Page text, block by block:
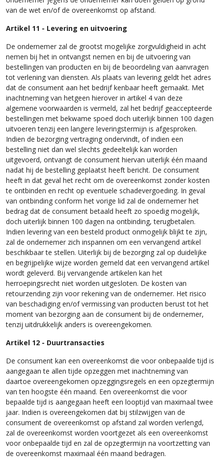
van de wet en/of de overeenkomst op afstand.
Artikel 11 - Levering en uitvoering
De ondernemer zal de grootst mogelijke zorgvuldigheid in acht
nemen bij het in ontvangst nemen en bij de uitvoering van
bestellingen van producten en bij de beoordeling van aanvragen
tot verlening van diensten. Als plaats van levering geldt het adres
dat de consument aan het bedrijf kenbaar heeft gemaakt. Met
inachtneming van hetgeen hierover in artikel 4 van deze
algemene voorwaarden is vermeld, zal het bedrijf geaccepteerde
bestellingen met bekwame spoed doch uiterlijk binnen 100 dagen
uitvoeren tenzij een langere leveringstermijn is afgesproken.
Indien de bezorging vertraging ondervindt, of indien een
bestelling niet dan wel slechts gedeeltelijk kan worden
uitgevoerd, ontvangt de consument hiervan uiterlijk één maand
nadat hij de bestelling geplaatst heeft bericht. De consument
heeft in dat geval het recht om de overeenkomst zonder kosten
te ontbinden en recht op eventuele schadevergoeding. In geval
van ontbinding conform het vorige lid zal de ondernemer het
bedrag dat de consument betaald heeft zo spoedig mogelijk,
doch uiterlijk binnen 100 dagen na ontbinding, terugbetalen.
Indien levering van een besteld product onmogelijk blijkt te zijn,
zal de ondernemer zich inspannen om een vervangend artikel
beschikbaar te stellen. Uiterlijk bij de bezorging zal op duidelijke
en begrijpelijke wijze worden gemeld dat een vervangend artikel
wordt geleverd. Bij vervangende artikelen kan het
herroepingsrecht niet worden uitgesloten. De kosten van
retourzending zijn voor rekening van de ondernemer. Het risico
van beschadiging en/of vermissing van producten berust tot het
moment van bezorging aan de consument bij de ondernemer,
tenzij uitdrukkelijk anders is overeengekomen.
Artikel 12 - Duurtransacties
De consument kan een overeenkomst die voor onbepaalde tijd is
aangegaan te allen tijde opzeggen met inachtneming van
daartoe overeengekomen opzeggingsregels en een opzegtermijn
van ten hoogste één maand. Een overeenkomst die voor
bepaalde tijd is aangegaan heeft een looptijd van maximaal twee
jaar. Indien is overeengekomen dat bij stilzwijgen van de
consument de overeenkomst op afstand zal worden verlengd,
zal de overeenkomst worden voortgezet als een overeenkomst
voor onbepaalde tijd en zal de opzegtermijn na voortzetting van
de overeenkomst maximaal één maand bedragen.